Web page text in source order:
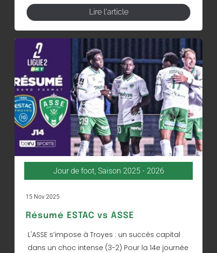
Lire l'article
Jour de foot, Saison 2025 - 2026
15 Nov 2025
Résumé ESTAC vs ASSE
L'ASSE s’impose à Troyes : un succès capital
dans un choc intense (3-2) Pour la 14e journée